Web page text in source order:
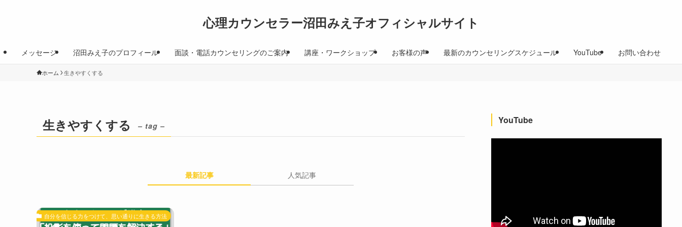
心理カウンセラー沼田みえ子オフィシャルサイト
メッセージ 沼田みえ子のプロフィール 面談・電話カウンセリングのご案内 講座・ワークショップ お客様の声 最新のカウンセリングスケジュール YouTube お問い合わせ
ホーム 生きやすくする
生きやすくする – tag –
最新記事 人気記事
自分を信じる力をつけて、思い通りに生きる方法
YouTube